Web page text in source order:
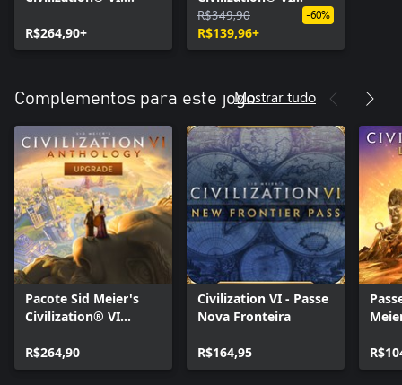
R$264,90+
Anthology
R$349,90
R$139,96+
-60%
Complementos para este jogoMostrar tudo
Pacote Sid Meier's
Civilization® VI
R$264,90
Civilization VI - Passe
Nova Fronteira
R$164,95